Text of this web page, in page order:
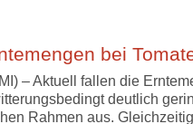
bei
– Aktuell fallen die
deutlich
Rahmen aus.